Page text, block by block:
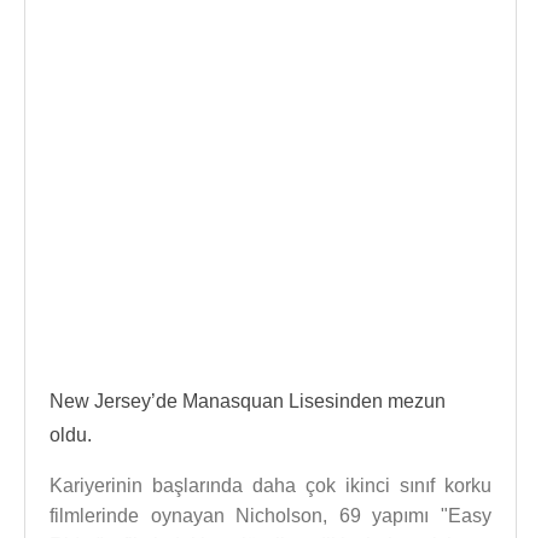
New Jersey’de Manasquan Lisesinden mezun
oldu.
Kariyerinin başlarında daha çok ikinci sınıf korku
filmlerinde oynayan Nicholson, 69 yapımı "Easy